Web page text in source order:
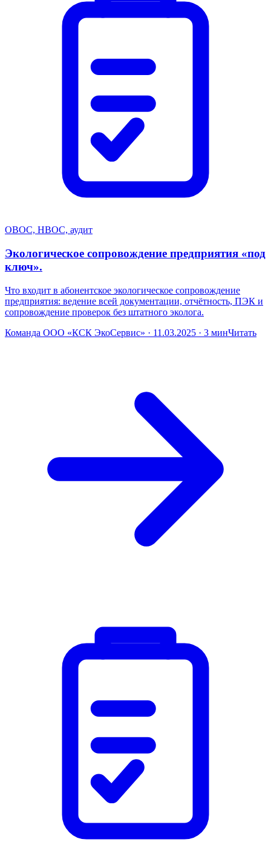
ОВОС, НВОС, аудит
Экологическое сопровождение предприятия «под
ключ».
Что входит в абонентское экологическое сопровождение
предприятия: ведение всей документации, отчётность, ПЭК и
сопровождение проверок без штатного эколога.
Команда ООО «КСК ЭкоСервис» · 11.03.2025 · 3 минЧитать